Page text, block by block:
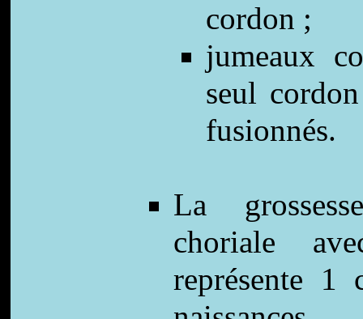
cordon ;
jumeaux
seul
fusionnés.
La
choriale
représente